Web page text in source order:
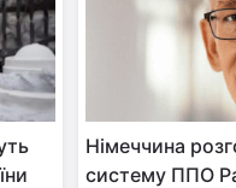
Німеччина
систему ППО